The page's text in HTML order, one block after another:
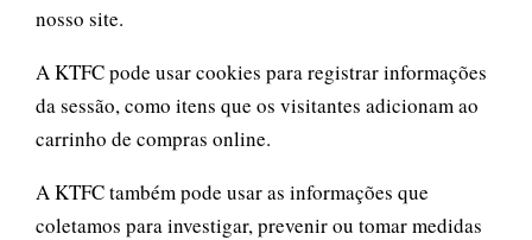
nosso site.
A KTFC pode usar cookies para registrar informações
da sessão, como itens que os visitantes adicionam ao
carrinho de compras online.
A KTFC também pode usar as informações que
coletamos para investigar, prevenir ou tomar medidas